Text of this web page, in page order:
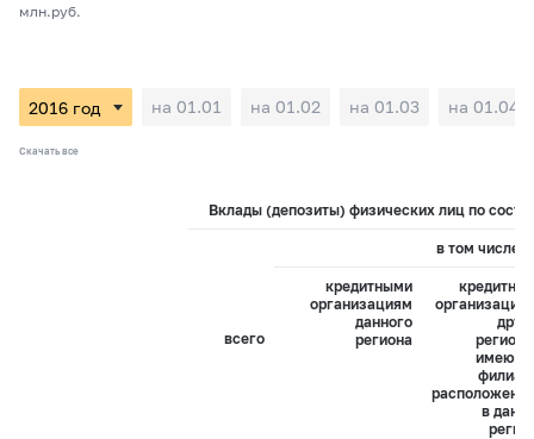
млн.руб.
на 01.01 на 01.02 на 01.03 на 01.04
Скачать все
Вклады (депозиты) физических лиц по
всего
в том числе:
кредитными
организациям
данного
региона
в